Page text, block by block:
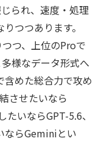
られ、速度・処理
つつあります。
つ、上位のProで
様なデータ形式へ
めた総合力で攻め
させたいなら
いならGPT-5.6、
ならGeminiとい